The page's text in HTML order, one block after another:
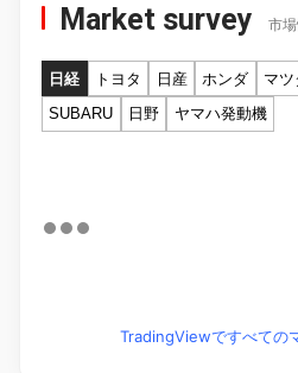
Market survey 市
日経 トヨタ 日産 ホンダ マツ
SUBARU
日野 ヤマハ発動機
TradingViewですべての